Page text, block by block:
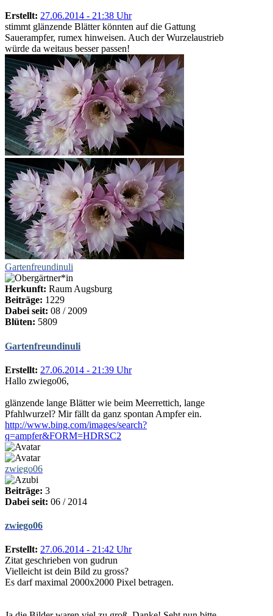
Erstellt: 27.06.2014 - 21:38 Uhr
stimmt glänzende Blätter könnten auf die Gattung
Sauerampfer, rumex hinweisen. Auch der Wurzelaustrieb
würde da weitaus besser passen!
Gartenfreundinuli
Herkunft: Raum Augsburg
Beiträge: 1229
Dabei seit: 08 / 2009
Blüten: 5809
Gartenfreundinuli
Erstellt: 27.06.2014 - 21:39 Uhr
Hallo zwiego06,
glänzende lange Blätter wie beim Meerrettich, lange
Pfahlwurzel? Mir fällt da ganz spontan Ampfer ein.
http://www.bing.com/images/search?
q=ampfer&FORM=HDRSC2
zwiego06
Beiträge: 3
Dabei seit: 06 / 2014
zwiego06
Erstellt: 27.06.2014 - 21:42 Uhr
Zitat geschrieben von gudrun
Vielleicht ist dein Bild zu gross?
Es darf maximal 2000x2000 Pixel betragen.